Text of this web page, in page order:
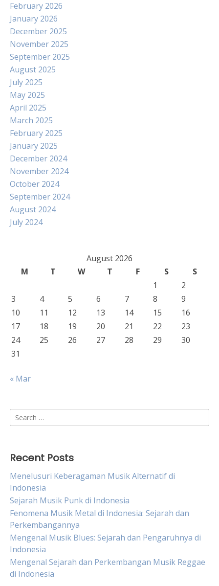
February 2026
January 2026
December 2025
November 2025
September 2025
August 2025
July 2025
May 2025
April 2025
March 2025
February 2025
January 2025
December 2024
November 2024
October 2024
September 2024
August 2024
July 2024
August 2026
M
T W T F S
S
1
2
3
4 5 6 7 8
9
10
11 12 13 14 15
16
17
18 19 20 21 22
23
24
25 26 27 28 29
30
31
« Mar
Search
for:
Recent Posts
Menelusuri Keberagaman Musik Alternatif di
Indonesia
Sejarah Musik Punk di Indonesia
Fenomena Musik Metal di Indonesia: Sejarah dan
Perkembangannya
Mengenal Musik Blues: Sejarah dan Pengaruhnya di
Indonesia
Mengenal Sejarah dan Perkembangan Musik Reggae
di Indonesia